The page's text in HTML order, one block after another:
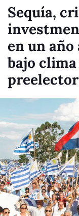
Sequía,
en un
bajo